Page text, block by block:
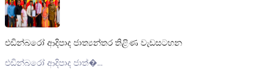
එඩින්බරෝ ආදිපාද ජාත්‍යන්තර තිළිණ වැඩසටහන
එඩින්බරෝ ආදිපාද ජාත්‍�...